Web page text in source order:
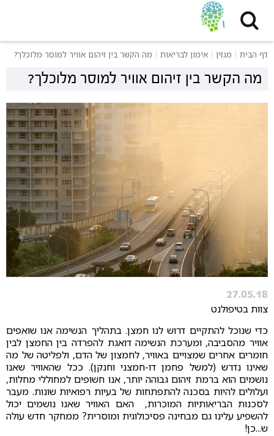
דף הבית מגזין אימון לבריאות מה הקשר בין זיהום אוויר למוסר מלוכלך?
מה הקשר בין זיהום אוויר למוסר מלוכלך?
27.05.18
צוות בטיפולנט
כדי שנוכל להתקיים דרוש לנו חמצן. בתהליך הנשימה אנו שואפים
אוויר מהסביבה, ומערכת הנשימה דואגת להפרדה בין החמצן לבין
חומרים אחרים שמצויים באוויר, לחמצון של הדם, ולפליטה של מה
שאינו נדרש (למשל פחמן דו-חמצני וחנקן). ככל שהאוויר שאנו
נושמים הוא ברמת זיהום גבוהה יותר, אנו חשופים למחוללי מחלות,
ועלולים להיות בסכנה להתפתחות של בעיות רפואיות שונות. מעבר
לסכנות הבריאותיות המוכרות, האם האוויר שאנו נושמים יכול
להשפיע עלינו גם מבחינה פסיכולוגית ומוסרית? ממחקר חדש עולה
ש...כן!